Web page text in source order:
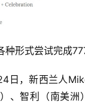
种形式尝试完成
日，新西兰人
、智利（南美洲